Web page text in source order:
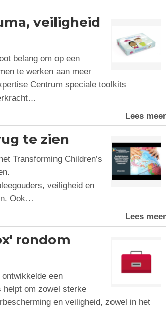
veiligheid
belang om op een
te werken aan meer
Centrum speciale toolkits
Lees meer
te zien
Transforming Children’s
veiligheid en
Ook…
Lees meer
rondom
een
helpt om zowel sterke
en veiligheid, zowel in het